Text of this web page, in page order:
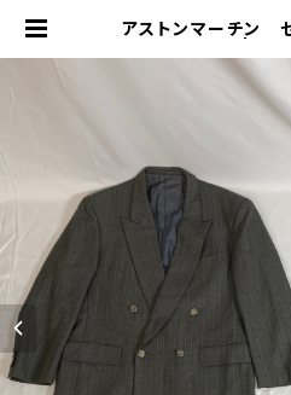
アストンマーチン